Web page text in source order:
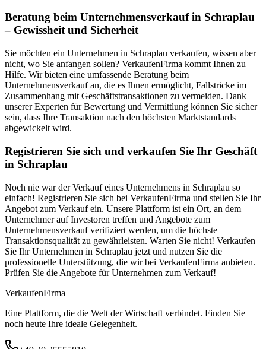
Beratung beim Unternehmensverkauf in Schraplau
– Gewissheit und Sicherheit
Sie möchten ein Unternehmen in Schraplau verkaufen, wissen aber
nicht, wo Sie anfangen sollen? VerkaufenFirma kommt Ihnen zu
Hilfe. Wir bieten eine umfassende Beratung beim
Unternehmensverkauf an, die es Ihnen ermöglicht, Fallstricke im
Zusammenhang mit Geschäftstransaktionen zu vermeiden. Dank
unserer Experten für Bewertung und Vermittlung können Sie sicher
sein, dass Ihre Transaktion nach den höchsten Marktstandards
abgewickelt wird.
Registrieren Sie sich und verkaufen Sie Ihr Geschäft
in Schraplau
Noch nie war der Verkauf eines Unternehmens in Schraplau so
einfach! Registrieren Sie sich bei VerkaufenFirma und stellen Sie Ihr
Angebot zum Verkauf ein. Unsere Plattform ist ein Ort, an dem
Unternehmer auf Investoren treffen und Angebote zum
Unternehmensverkauf verifiziert werden, um die höchste
Transaktionsqualität zu gewährleisten. Warten Sie nicht! Verkaufen
Sie Ihr Unternehmen in Schraplau jetzt und nutzen Sie die
professionelle Unterstützung, die wir bei VerkaufenFirma anbieten.
Prüfen Sie die Angebote für Unternehmen zum Verkauf!
VerkaufenFirma
Eine Plattform, die die Welt der Wirtschaft verbindet. Finden Sie
noch heute Ihre ideale Gelegenheit.